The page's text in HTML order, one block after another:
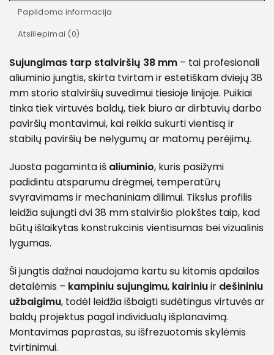
Papildoma informacija
Atsiliepimai (0)
Sujungimas tarp stalviršių 38 mm – tai profesionali
aliuminio jungtis, skirta tvirtam ir estetiškam dviejų 38
mm storio stalviršių suvedimui tiesioje linijoje. Puikiai
tinka tiek virtuvės baldų, tiek biuro ar dirbtuvių darbo
paviršių montavimui, kai reikia sukurti vientisą ir
stabilų paviršių be nelygumų ar matomų perėjimų.
Juosta pagaminta iš aliuminio, kuris pasižymi
padidintu atsparumu drėgmei, temperatūrų
svyravimams ir mechaniniam dilimui. Tikslus profilis
leidžia sujungti dvi 38 mm stalviršio plokštes taip, kad
būtų išlaikytas konstrukcinis vientisumas bei vizualinis
lygumas.
Ši jungtis dažnai naudojama kartu su kitomis apdailos
detalėmis – kampiniu sujungimu, kairiniuir dešininiu
užbaigimu, todėl leidžia išbaigti sudėtingus virtuvės ar
baldų projektus pagal individualų išplanavimą.
Montavimas paprastas, su išfrezuotomis skylėmis
tvirtinimui.